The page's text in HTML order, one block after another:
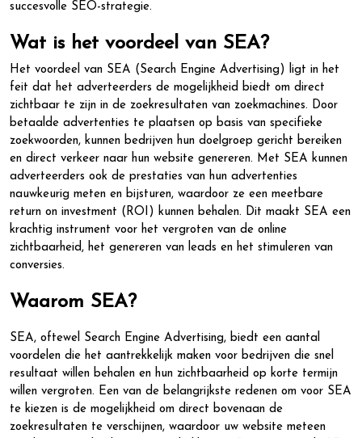
succesvolle SEO-strategie.
Wat is het voordeel van SEA?
Het voordeel van SEA (Search Engine Advertising) ligt in het
feit dat het adverteerders de mogelijkheid biedt om direct
zichtbaar te zijn in de zoekresultaten van zoekmachines. Door
betaalde advertenties te plaatsen op basis van specifieke
zoekwoorden, kunnen bedrijven hun doelgroep gericht bereiken
en direct verkeer naar hun website genereren. Met SEA kunnen
adverteerders ook de prestaties van hun advertenties
nauwkeurig meten en bijsturen, waardoor ze een meetbare
return on investment (ROI) kunnen behalen. Dit maakt SEA een
krachtig instrument voor het vergroten van de online
zichtbaarheid, het genereren van leads en het stimuleren van
conversies.
Waarom SEA?
SEA, oftewel Search Engine Advertising, biedt een aantal
voordelen die het aantrekkelijk maken voor bedrijven die snel
resultaat willen behalen en hun zichtbaarheid op korte termijn
willen vergroten. Een van de belangrijkste redenen om voor SEA
te kiezen is de mogelijkheid om direct bovenaan de
zoekresultaten te verschijnen, waardoor uw website meteen